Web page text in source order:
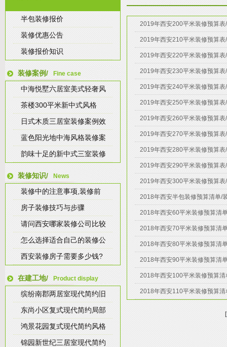
半包装修报价
装修优惠公告
装修报价知识
装修案例/ Fine case
中海悦墅六居室美式轻奢风
茶楼300平米新中式风格
日式木质三居室装修案例效
蓝色阳光地中海风格装修案
韵味十足的新中式三室装修
装修知识/ News
装修中的注意事项,装修前
房子装修技巧与步骤
请问西安哪家装修公司比较
怎么选择适合自己的装修公
西安装修房子需要多少钱?
在建工地/ Product display
缤纷南郡两居室现代简约旧
东尚小区复式现代简约局部
鸿景花园复式现代简约风格
锦园新世纪三居室现代简约
2019年西安200平米装修预算
2019年西安210平米装修预算
2019年西安220平米装修预算
2019年西安230平米装修预算
2019年西安240平米装修预算
2019年西安250平米装修预算
2019年西安260平米装修预算
2019年西安270平米装修预算
2019年西安280平米装修预算
2019年西安290平米装修预算
2019年西安300平米装修预算
2018年西安半包装修预算清单/
2018年西安60平米装修预算清
2018年西安70平米装修预算清
2018年西安80平米装修预算清
2018年西安90平米装修预算清
2018年西安100平米装修预算清
2018年西安110平米装修预算清
[